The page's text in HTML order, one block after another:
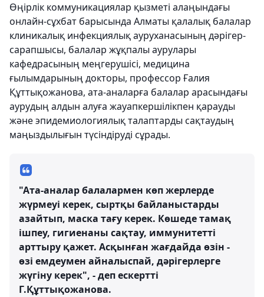
Өңірлік коммуникациялар қызметі алаңындағы
онлайн-сұхбат барысында Алматы қалалық балалар
клиникалық инфекциялық ауруханасының дәрігер-
сарапшысы, балалар жұқпалы аурулары
кафедрасының меңгерушісі, медицина
ғылымдарының докторы, профессор Ғалия
Құттықожанова, ата-аналарға балалар арасындағы
аурудың алдын алуға жауапкершілікпен қарауды
және эпидемиологиялық талаптарды сақтаудың
маңыздылығын түсіндіруді сұрады.
"Ата-аналар балалармен көп жерлерде
жүрмеуі керек, сыртқы байланыстарды
азайтып, маска тағу керек. Көшеде тамақ
ішпеу, гигиенаны сақтау, иммунитетті
арттыру қажет. Асқынған жағдайда өзін -
өзі емдеумен айналыспай, дәрігерлерге
жүгіну керек", - деп ескертті
Г.Құттықожанова.